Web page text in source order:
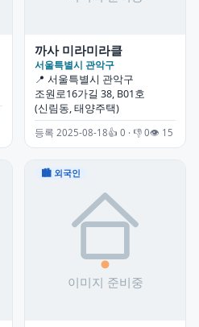
까사 미라미라클
서울특별시 관악구
📍 서울특별시 관악구
조원로16가길 38, B01호
(신림동, 태양주택)
등록 2025-08-18👍 0 · 👎 0👁 15
🏙 외국인